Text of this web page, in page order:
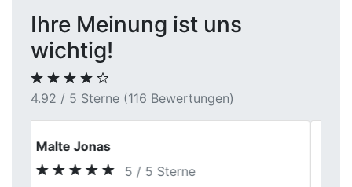
Ihre Meinung ist uns
wichtig!
4.92 / 5 Sterne (116 Bewertungen)
Stefan Quellhorst
5 / 5 Sterne